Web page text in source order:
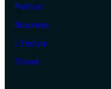
Politics
Business
Lifestyle
Travel